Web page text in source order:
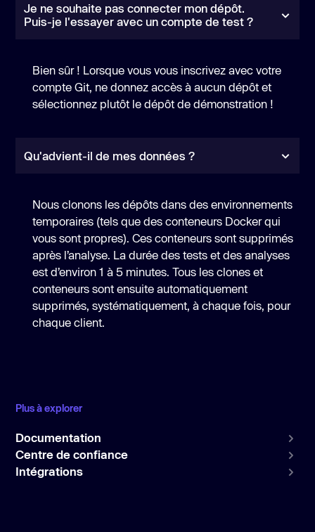
Je ne souhaite pas connecter mon dépôt.
Puis-je l'essayer avec un compte de test ?
Bien sûr ! Lorsque vous vous inscrivez avec votre
compte Git, ne donnez accès à aucun dépôt et
sélectionnez plutôt le dépôt de démonstration !
Qu'advient-il de mes données ?
Nous clonons les dépôts dans des environnements
temporaires (tels que des conteneurs Docker qui
vous sont propres). Ces conteneurs sont supprimés
après l’analyse. La durée des tests et des analyses
est d’environ 1 à 5 minutes. Tous les clones et
conteneurs sont ensuite automatiquement
supprimés, systématiquement, à chaque fois, pour
chaque client.
Plus à explorer
Documentation
Centre de confiance
Intégrations